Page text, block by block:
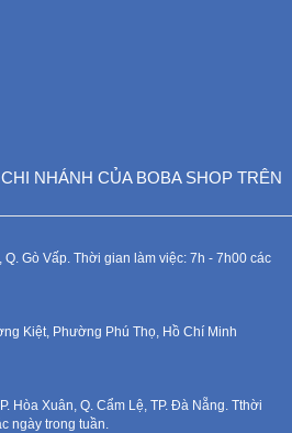
NHÁNH CỦA BOBA SHOP TRÊN
Q. Gò Vấp. Thời gian làm việc: 7h - 7h00 các
Kiệt, Phường Phú Thọ, Hồ Chí Minh
Hòa Xuân, Q. Cẩm Lệ, TP. Đà Nẵng. Tthời
ngày trong tuần.